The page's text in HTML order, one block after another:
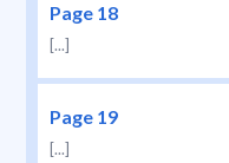
Page 18
[...]
Page 19
[...]